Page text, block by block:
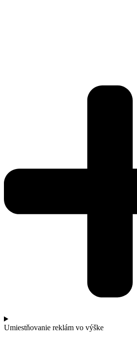
Umiestňovanie reklám vo výške